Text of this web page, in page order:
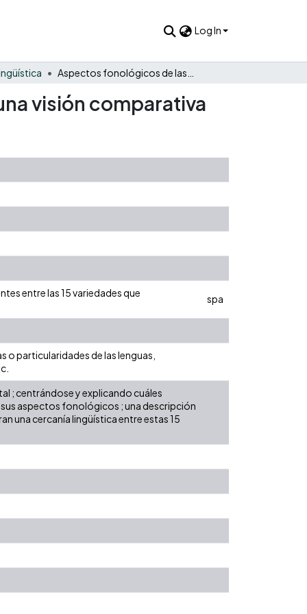
Log In
visión comparativa
entre las 15 variedades que
spa
o particularidades de las lenguas,
; centrándose y explicando cuáles
aspectos fonológicos ; una descripción
una cercanía lingüística entre estas 15